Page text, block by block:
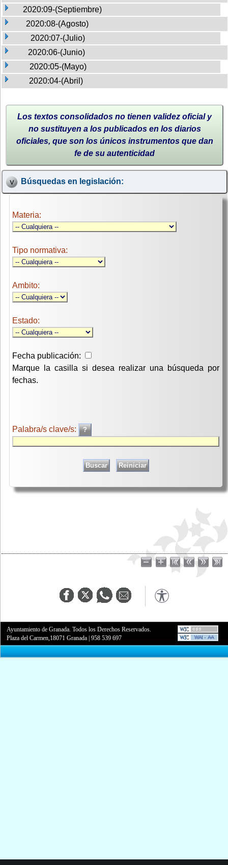
2020:09-(Septiembre)
2020:08-(Agosto)
2020:07-(Julio)
2020:06-(Junio)
2020:05-(Mayo)
2020:04-(Abril)
Los textos consolidados no tienen validez oficial y
no sustituyen a los publicados en los diarios
oficiales, que son los únicos instrumentos que dan
fe de su autenticidad
Búsquedas en legislación:
Materia:
Tipo normativa:
Ambito:
Estado:
Fecha publicación:
Marque la casilla si desea realizar una búsqueda por
fechas.
Palabra/s clave/s:
Ayuntamiento de Granada. Todos los Derechos Reservados.
Plaza del Carmen,18071 Granada |958 539 697